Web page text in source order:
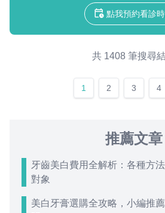
點我預約看診
共 1408 筆搜尋
1 2 3 4
推薦文章
牙齒美白費用全解析：各種方
對象
美白牙膏選購全攻略，小編推